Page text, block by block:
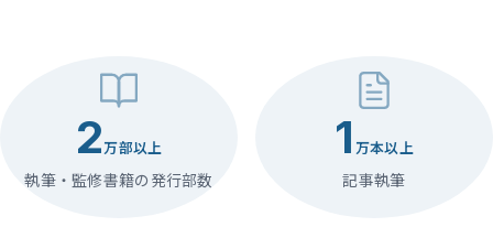
2 万部以上
執筆・監修書籍の発行部数
1 万本以上
記事執筆